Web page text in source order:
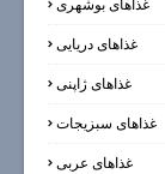
غذاهای بوشهری
غذاهای دریایی
غذاهای ژاپنی
غذاهای سبزیجات
غذاهای عربی